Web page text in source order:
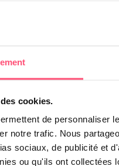
cookies.
de personnaliser
notre trafic. Nous
sociaux, de publicité et
ou qu'ils ont collectées
pour
croquettes pour chat ont été
nutritionnels des félins
pour chat